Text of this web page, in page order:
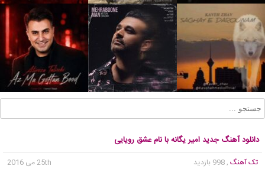
دانلود آهنگ جدید امیر یگانه با نام عشق رویایی
تک آهنگ , 998 بازدید 25th می 2016